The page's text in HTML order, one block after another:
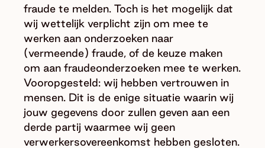
fraude te melden. Toch is het mogelijk dat
wij wettelijk verplicht zijn om mee te
werken aan onderzoeken naar
(vermeende) fraude, of de keuze maken
om aan fraudeonderzoeken mee te werken.
Vooropgesteld: wij hebben vertrouwen in
mensen. Dit is de enige situatie waarin wij
jouw gegevens door zullen geven aan een
derde partij waarmee wij geen
verwerkersovereenkomst hebben gesloten.